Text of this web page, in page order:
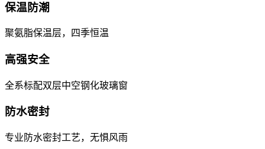
保温防潮
聚氨脂保温层，四季恒温
高强安全
全系标配双层中空钢化玻璃窗
防水密封
专业防水密封工艺，无惧风雨